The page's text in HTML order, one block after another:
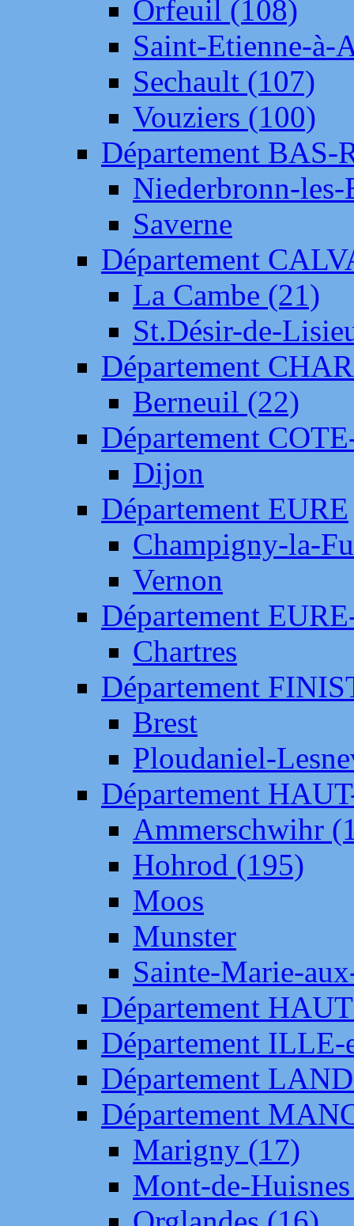
Orfeuil (108)
Saint-Etienne-à-
Sechault (107)
Vouziers (100)
Département BAS-
Niederbronn-
Saverne
Département
La Cambe (21)
St.Désir-de-
Département
Berneuil (22)
Département
Dijon
Département EURE
Champigny-la-
Vernon
Département
Chartres
Département
Brest
Ploudaniel-
Département
Ammerschwihr
Hohrod (195)
Moos
Munster
Sainte-Marie-
Département
Département
Département
Département
Marigny (17)
Mont-de-